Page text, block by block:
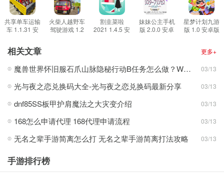
3.蛋国萌将录是一款以三国为主题的经典战略卡冒险游戏，在这里可
以享受到精彩的冒险。
4.刺激的战斗等着你去完成，还有很多考验带给你，每一个挑战都很
刺激，很多奖励让你去享受。
1.玩家可以选择不同职业的游戏，可选角色很多。
2.游戏还有可爱的Q版画面，画面上看起来有很多可爱的蛋蛋。
3.玩家也可以在游戏中建立自己的阵容，带给你的阵容经营体验。
游戏玩法
验。
2.还有很多职业选择，丰富的技能等着你打造专属连招。
3.展示自己的实力消灭对手，上线就能拿到漂亮的礼包。
共享单车运输
车 1.1.31 安
火柴人越野车
驾驶游戏 1.2
割韭菜啦
2021 1.4.5 安
妹妹公主手机
版 2.0.0 安卓
星梦计划九游
版 1.0 安卓版
相关文章 更多+
魔兽世界怀旧服石爪山脉隐秘行动B任务怎么做？WOW怀旧服风险投资公司函件在哪儿？ 03/13
光与夜之恋兑换码大全-光与夜之恋兑换码最新分享 03/13
dnf85SS板甲护肩魔法之大灾变介绍 03/13
168怎么申请代理 168代理申请流程 03/13
无名之辈手游简离怎么打 无名之辈手游简离打法攻略 03/13
手游排行榜